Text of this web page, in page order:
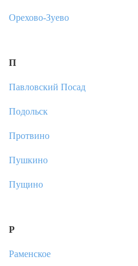
Орехово-Зуево
П
Павловский Посад
Подольск
Протвино
Пушкино
Пущино
Р
Раменское